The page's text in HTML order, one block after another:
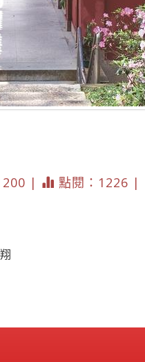
|
點閱：1226 |